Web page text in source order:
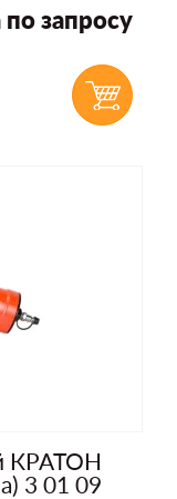
запросу
КРАТОН
3 01 09